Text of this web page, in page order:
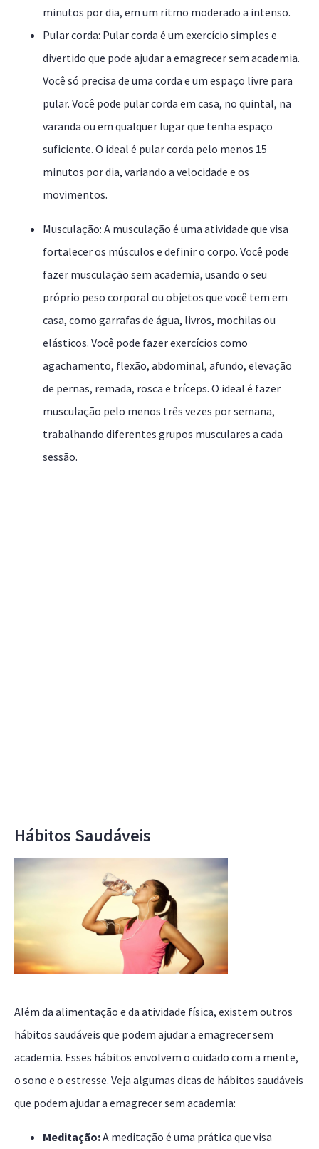
minutos por dia, em um ritmo moderado a intenso.
Pular corda: Pular corda é um exercício simples e
divertido que pode ajudar a emagrecer sem academia.
Você só precisa de uma corda e um espaço livre para
pular. Você pode pular corda em casa, no quintal, na
varanda ou em qualquer lugar que tenha espaço
suficiente. O ideal é pular corda pelo menos 15
minutos por dia, variando a velocidade e os
movimentos.
Musculação: A musculação é uma atividade que visa
fortalecer os músculos e definir o corpo. Você pode
fazer musculação sem academia, usando o seu
próprio peso corporal ou objetos que você tem em
casa, como garrafas de água, livros, mochilas ou
elásticos. Você pode fazer exercícios como
agachamento, flexão, abdominal, afundo, elevação
de pernas, remada, rosca e tríceps. O ideal é fazer
musculação pelo menos três vezes por semana,
trabalhando diferentes grupos musculares a cada
sessão.
Hábitos Saudáveis
Além da alimentação e da atividade física, existem outros
hábitos saudáveis que podem ajudar a emagrecer sem
academia. Esses hábitos envolvem o cuidado com a mente,
o sono e o estresse. Veja algumas dicas de hábitos saudáveis
que podem ajudar a emagrecer sem academia:
Meditação:A meditação é uma prática que visa